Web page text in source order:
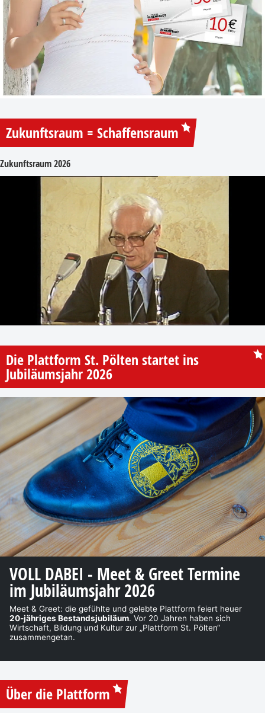
Zukunftsraum = Schaffensraum
Zukunftsraum 2026
Die Plattform St. Pölten startet ins
Jubiläumsjahr 2026
VOLL DABEI - Meet & Greet Termine
im Jubiläumsjahr 2026
Meet & Greet: die gefühlte und gelebte Plattform feiert heuer
20-jähriges Bestandsjubiläum. Vor 20 Jahren haben sich
Wirtschaft, Bildung und Kultur zur „Plattform St. Pölten“
zusammengetan.
Über die Plattform